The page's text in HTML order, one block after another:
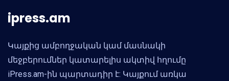
ipress.am
Կայքից ամբողջական կամ մասնակի
մեջբերումներ կատարելիս ակտիվ հղումը
iPress.am-ին պարտադիր է: Կայքում առկա